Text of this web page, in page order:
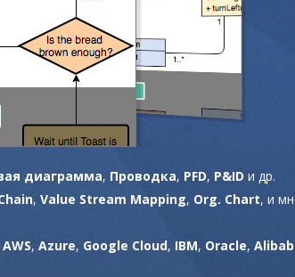
диаграмма, Проводка, PFD, P&ID и др.
, Value Stream Mapping, Org. Chart, и
AWS, Azure, Google Cloud, IBM, Oracle,